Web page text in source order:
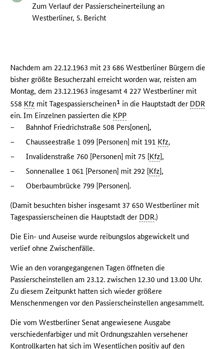
Zum Verlauf der Passierscheinerteilung an
Westberliner, 5. Bericht
Nachdem am 22.12.1963 mit 23 686 Westberliner Bürgern die
bisher größte Besucherzahl erreicht worden war, reisten am
Montag, dem 23.12.1963 insgesamt 4 227 Westberliner mit
558 Kfz mit Tagespassierscheinen1 in die Hauptstadt der DDR
ein. Im Einzelnen passierten die KPP
–
Bahnhof Friedrichstraße 508 Pers[onen],
–
Chausseestraße 1 099 [Personen] mit 191 Kfz,
–
Invalidenstraße 760 [Personen] mit 75 [Kfz],
–
Sonnenallee 1 061 [Personen] mit 292 [Kfz],
–
Oberbaumbrücke 799 [Personen].
(Damit besuchten bisher insgesamt 37 650 Westberliner mit
Tagespassierscheinen die Hauptstadt der DDR.)
Die Ein- und Auseise wurde reibungslos abgewickelt und
verlief ohne Zwischenfälle.
Wie an den vorangegangenen Tagen öffneten die
Passierscheinstellen am 23.12. zwischen 12.30 und 13.00 Uhr.
Zu diesem Zeitpunkt hatten sich wieder größere
Menschenmengen vor den Passierscheinstellen angesammelt.
Die vom Westberliner Senat angewiesene Ausgabe
verschiedenfarbiger und mit Ordnungszahlen versehener
Kontrollkarten hat sich im Wesentlichen positiv auf den